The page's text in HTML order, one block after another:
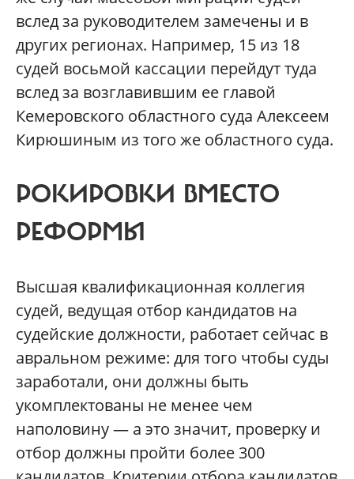
вслед за руководителем замечены и в
других регионах. Например, 15 из 18
судей восьмой кассации перейдут туда
вслед за возглавившим ее главой
Кемеровского областного суда Алексеем
Кирюшиным из того же областного суда.
РОКИРОВКИ ВМЕСТО
РЕФОРМЫ
Высшая квалификационная коллегия
судей, ведущая отбор кандидатов на
судейские должности, работает сейчас в
авральном режиме: для того чтобы суды
заработали, они должны быть
укомплектованы не менее чем
наполовину — а это значит, проверку и
отбор должны пройти более 300